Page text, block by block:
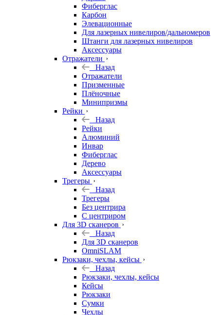
Фиберглас
Карбон
Элевационные
Для лазерных нивелиров/дальномеров
Штанги для лазерных нивелиров
Аксессуары
Отражатели
Назад
Отражатели
Призменные
Плёночные
Минипризмы
Рейки
Назад
Рейки
Алюминий
Инвар
Фиберглас
Дерево
Аксессуары
Трегеры
Назад
Трегеры
Без центрира
С центриром
Для 3D сканеров
Назад
Для 3D сканеров
OmniSLAM
Рюкзаки, чехлы, кейсы
Назад
Рюкзаки, чехлы, кейсы
Кейсы
Рюкзаки
Сумки
Чехлы